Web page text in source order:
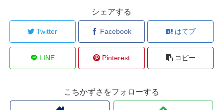
シェアする
Twitter Facebook はてブ
LINE Pinterest コピー
こちかずさをフォローする